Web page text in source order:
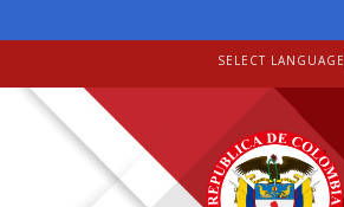
SELECT LANGUAGE